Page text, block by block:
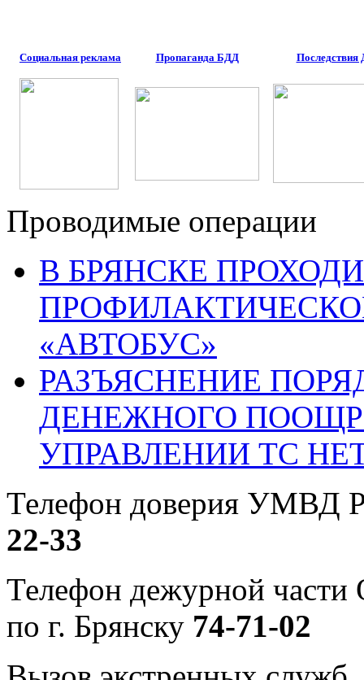
Социальная реклама Пропаганда БДД
Проводимые операции
В БРЯНСКЕ
«АВТОБУС»
РАЗЪЯСНЕНИЕ
ДЕНЕЖНОГО
УПРАВЛЕНИИ ТС
Телефон доверия УМВД
22-33
Телефон дежурной
по г. Брянску 74-71-02